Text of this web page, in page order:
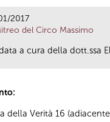
2017
del Circo Massimo
a cura della dott.ssa
della Verità 16